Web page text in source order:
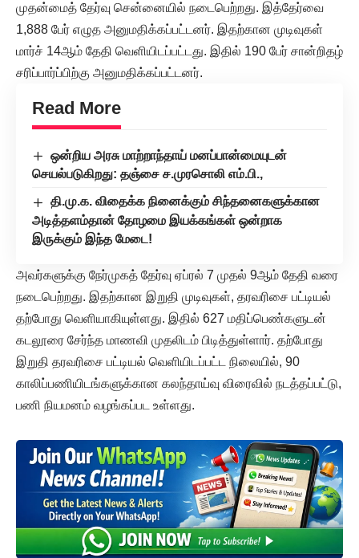
முதன்மைத் தேர்வு சென்னையில் நடைபெற்றது. இத்தேர்வை
1,888 பேர் எழுத அனுமதிக்கப்பட்டனர். இதற்கான முடிவுகள்
மார்ச் 14ஆம் தேதி வெளியிடப்பட்டது. இதில் 190 பேர் சான்றிதழ்
சரிப்பார்ப்பிற்கு அனுமதிக்கப்பட்டனர்.
Read More
ஒன்றிய அரசு மாற்றாந்தாய் மனப்பான்மையுடன்
செயல்படுகிறது: தஞ்சை ச.முரசொலி எம்.பி.,
தி.மு.க. விதைக்க நினைக்கும் சிந்தனைகளுக்கான
அடித்தளம்தான் தோழமை இயக்கங்கள் ஒன்றாக
இருக்கும் இந்த மேடை!
அவர்களுக்கு நேர்முகத் தேர்வு ஏப்ரல் 7 முதல் 9ஆம் தேதி வரை
நடைபெற்றது. இதற்கான இறுதி முடிவுகள், தரவரிசை பட்டியல்
தற்போது வெளியாகியுள்ளது. இதில் 627 மதிப்பெண்களுடன்
கடலூரை சேர்ந்த மாணவி முதலிடம் பிடித்துள்ளார். தற்போது
இறுதி தரவரிசை பட்டியல் வெளியிடப்பட்ட நிலையில், 90
காலிப்பணியிடங்களுக்கான கலந்தாய்வு விரைவில் நடத்தப்பட்டு,
பணி நியமனம் வழங்கப்பட உள்ளது.